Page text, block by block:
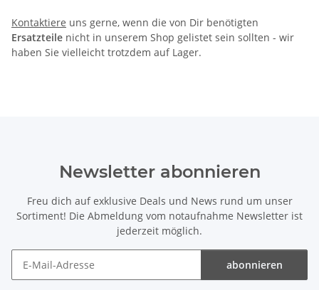
Kontaktiere uns gerne, wenn die von Dir benötigten
Ersatzteile nicht in unserem Shop gelistet sein sollten - wir
haben Sie vielleicht trotzdem auf Lager.
Newsletter abonnieren
Freu dich auf exklusive Deals und News rund um unser
Sortiment! Die Abmeldung vom notaufnahme Newsletter ist
jederzeit möglich.
abonnieren